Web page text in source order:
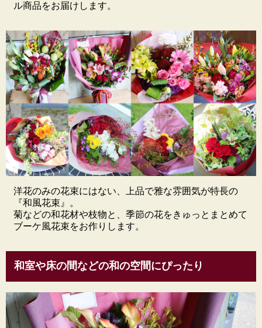
ル商品をお届けします。
洋花のみの花束にはない、上品で雅な雰囲気が特長の
『和風花束』。
菊などの和花材や枝物と、季節の花をきゅっとまとめて
ブーケ風花束をお作りします。
和室や床の間などの和の空間にぴったり